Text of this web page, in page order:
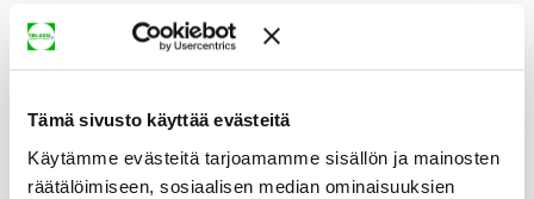
Tämä sivusto käyttää evästeitä
Käytämme evästeitä tarjoamamme sisällön ja mainosten
räätälöimiseen, sosiaalisen median ominaisuuksien